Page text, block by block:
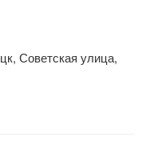
Советская улица,